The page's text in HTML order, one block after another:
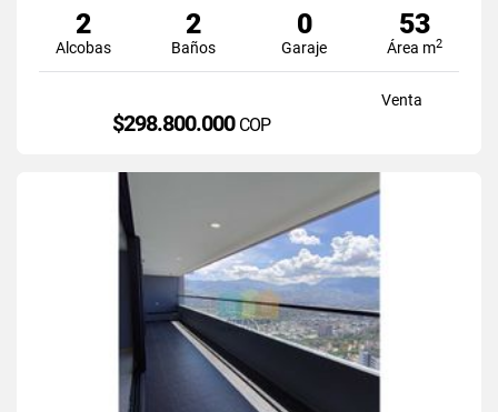
2
Alcobas
2
Baños
0
Garaje
53
Área m2
Venta
$298.800.000 COP